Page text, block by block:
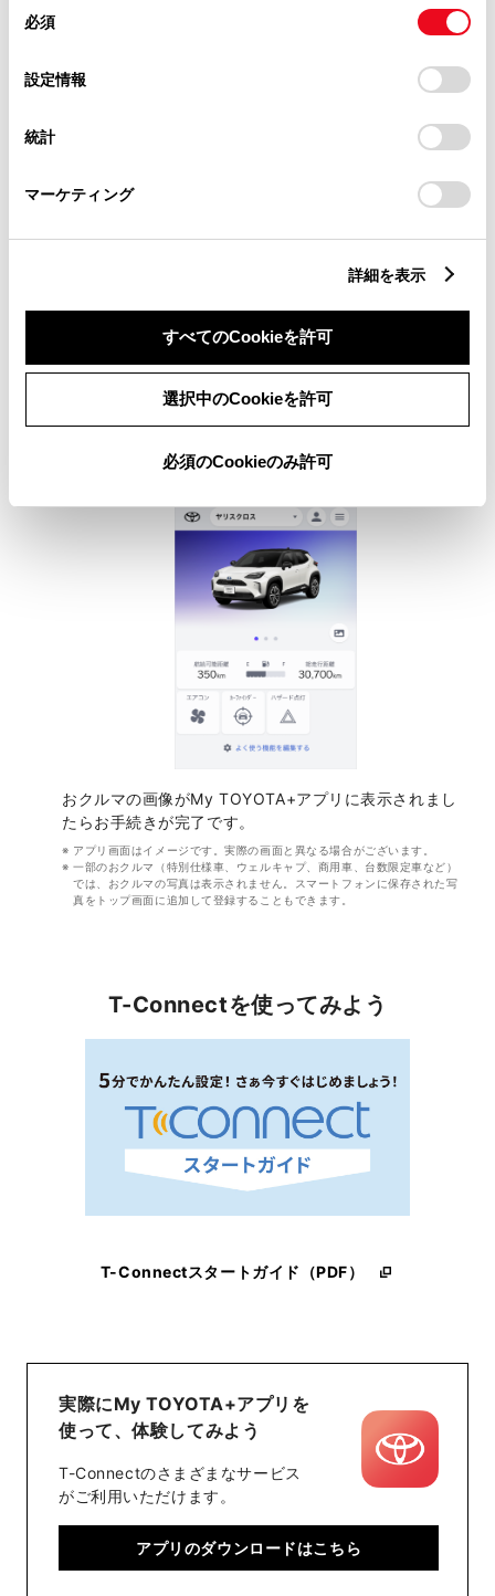
デバイスにすべてのCookie(クッキー)が保存されることに同
意したことになります。Cookie(クッキー)のオプトアウト、
設定の変更、同意を撤回したりするにあたっては、当社の
「Cookie（クッキー）情報の取り扱いについて
」をご覧くだ
必須
設定情報
統計
マーケティング
詳細を表示
すべてのCookieを許可
選択中のCookieを許可
必須のCookieのみ許可
Webサイトでお申し込みされたお客さま
せ」に、ご契約IDが記載されています。
パスワードは、お申し込み時にお客さまご自身で設定されたパス
お手続き完了
おクルマの画像がMy TOYOTA+アプリに表示されまし
たらお手続きが完了です。
アプリ画面はイメージです。実際の画面と異なる場合がございます。
一部のおクルマ（特別仕様車、ウェルキャプ、商用車、台数限定車など）
では、おクルマの写真は表示されません。スマートフォンに保存された写
真をトップ画面に追加して登録することもできます。
T-Connectを使ってみよう
T-Connectスタートガイド（PDF）
実際にMy TOYOTA+アプリを
使って、体験してみよう
T-Connectのさまざまなサービス
がご利用いただけます。
アプリのダウンロードはこちら